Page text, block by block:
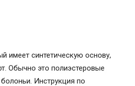
имеет синтетическую основу,
Обычно это полиэстеровые
Инструкция по